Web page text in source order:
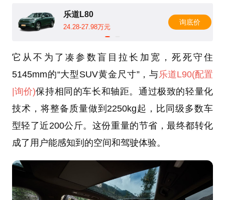
乐道L80
24.28-27.98万元
询底价
它从不为了凑参数盲目拉长加宽，死死守住
5145mm的“大型SUV黄金尺寸”，与乐道L90(配置
|询价)保持相同的车长和轴距。通过极致的轻量化
技术，将整备质量做到2250kg起，比同级多数车
型轻了近200公斤。这份重量的节省，最终都转化
成了用户能感知到的空间和驾驶体验。